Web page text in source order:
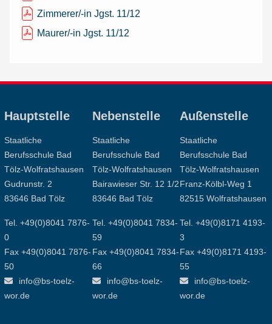
Zimmerer/-in Jgst. 11/12
Maurer/-in Jgst. 11/12
Hauptstelle
Staatliche
Berufsschule Bad
Tölz-Wolfratshausen
Gudrunstr. 2
83646 Bad Tölz
Tel. +49(0)8041 7876-
0
Fax +49(0)8041 7876-
50
info@bs-toelz-
wor.de
Nebenstelle
Staatliche
Berufsschule Bad
Tölz-Wolfratshausen
Bairawieser Str. 12 1/2
83646 Bad Tölz
Tel. +49(0)8041 7834-
59
Fax +49(0)8041 7834-
66
info@bs-toelz-
wor.de
Außenstelle
Staatliche
Berufsschule Bad
Tölz-Wolfratshausen
Franz-Kölbl-Weg 1
82515 Wolfratshausen
Tel. +49(0)8171 4193-
3
Fax +49(0)8171 4193-
55
info@bs-toelz-
wor.de